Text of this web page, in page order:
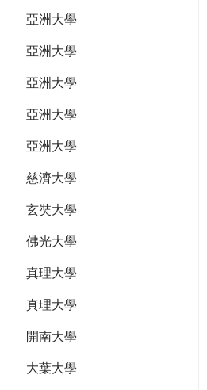
亞洲大學
亞洲大學
亞洲大學
亞洲大學
亞洲大學
慈濟大學
玄奘大學
佛光大學
真理大學
真理大學
開南大學
大葉大學